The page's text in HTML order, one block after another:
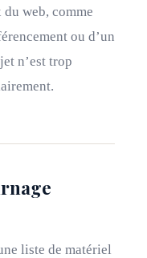
web, comme
ou d’un
n’est trop
liste de matériel